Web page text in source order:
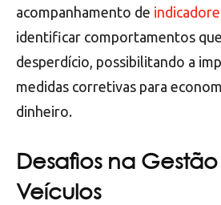
acompanhamento de
identificar comportamentos
desperdício, possibilitando a
medidas corretivas para
dinheiro.
Desafios na
Veículos